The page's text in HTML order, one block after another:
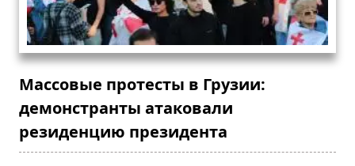
Массовые протесты в Грузии:
демонстранты атаковали
резиденцию президента